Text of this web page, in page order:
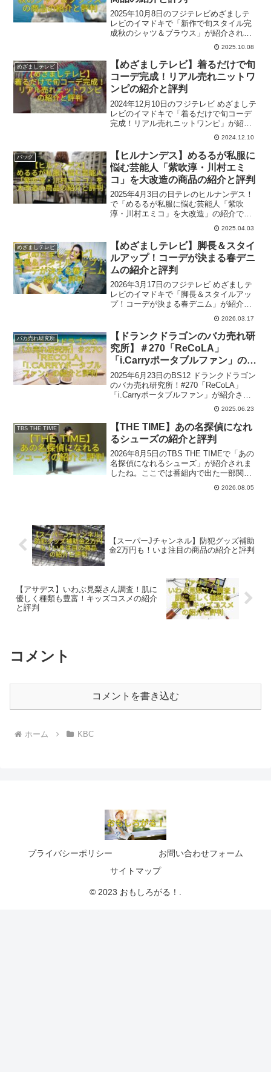
2025年10月8日のフジテレビめざましテ
レビのイマドキで「新作で旬スタイル完
成秋のシャツ＆ブラウス」が紹介されま
したね。レポーターは麻丘真央さん、ロ
ケはアメリカンホリック、EVRIS、
LAGUNAMOONでした。参考になれば幸
いです。
2025.10.08
めざましテレビ
【めざましテレビ】着るだけで旬
コーデ完成！リアル売れニットワ
ンピの紹介と評判
2024年12月10日のフジテレビ めざましテ
レビのイマドキで「着るだけで旬コーデ
完成！リアル売れニットワンピ」が紹介
されましたね。レポーターは、麻丘真央
さん、ロケは、dazzlin、EMODA、
RESEXXYでした。参考になれば幸いで
す。
2024.12.10
バッグ
【ヒルナンデス】めるるが私服に
悩む芸能人「紫吹淳・川村エミ
コ」を大改造の商品の紹介と評判
2025年4月3日の日テレのヒルナンデス！
で「めるるが私服に悩む芸能人「紫吹
淳・川村エミコ」を大改造」の紹介でし
たね。出演は、紫吹淳さん、川村エミコ
さん、めるるさん、ロケはカメイドクロ
ックでした。番組内で出た一部関連商品
とその評判をご紹介いたします。
2025.04.03
めざましテレビ
【めざましテレビ】脚長＆スタイ
ルアップ！コーデが決まる春デニ
ムの紹介と評判
2026年3月17日のフジテレビ めざましテ
レビのイマドキで「脚長＆スタイルアッ
プ！コーデが決まる春デニム」が紹介さ
れました。レポーターはせきぐちりささ
ん、ロケはロペピクニックでした。番組
内で出た一部関連商品とその評判をご紹
介いたします。参考になれば幸いです。
2026.03.17
バカ売れ研究所
【ドランクドラゴンのバカ売れ研
究所】＃270「ReCoLA」
「i.Carryポータブルファン」の紹
介と評判
2025年6月23日のBS12 ドランクドラゴン
のバカ売れ研究所！#270「ReCoLA」
「i.Carryポータブルファン」が紹介され
ましたね。ここでは番組内で出た一部関
連商品とその評判をご紹介いたします。
参考になれば幸いです。
2025.06.23
TBS THE TIME
【THE TIME】あの名探偵になれ
るシューズの紹介と評判
2026年8月5日のTBS THE TIMEで「あの
名探偵になれるシューズ」が紹介されま
したね。ここでは番組内で出た一部関連
商品のをご紹介いたします。参考になれ
2026.08.05
【スーパーJチャンネル】防犯グッズ補助
金2万円も！いま注目の商品の紹介と評判
【アサデス】いわぶ見梨さん調査！肌に
優しく種類も豊富！キッズコスメの紹介
と評判
コメント
コメントを書き込む
ホーム KBC
プライバシーポリシー
お問い合わせフォーム
サイトマップ
© 2023 おもしろがる！.